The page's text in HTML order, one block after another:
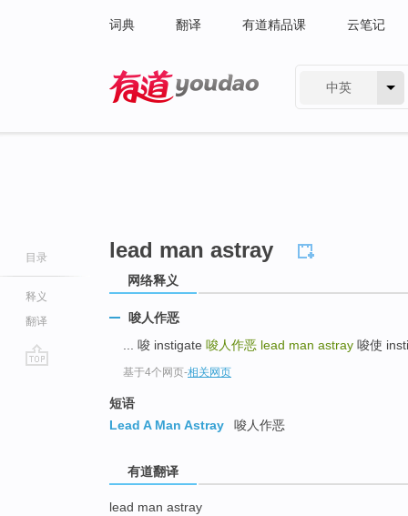
词典 翻译 有道精品课 云笔记
中英
目录
释义
翻译
lead man astray
网络释义
唆人作恶
... 唆 instigate 唆人作恶 lead man astray 唆使
基于4个网页-相关网页
短语
Lead A Man Astray
唆人作恶
有道翻译
lead man astray